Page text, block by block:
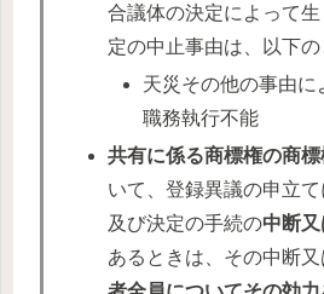
合議体の決定によって
定の中止事由は、以下の
天災その他の事由に
職務執行不能
共有に係る商標権の商
いて、登録異議の申立
及び決定の手続の中断
あるときは、その中断